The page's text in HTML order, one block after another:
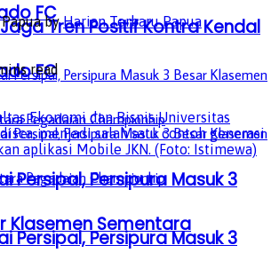
FC
Persipal, Persipura Masuk 3
Klasemen Sementara
Tren Positif Kontra Kendal
FC
Persipal, Persipura Masuk 3
by Harian Terbaru Papua
read